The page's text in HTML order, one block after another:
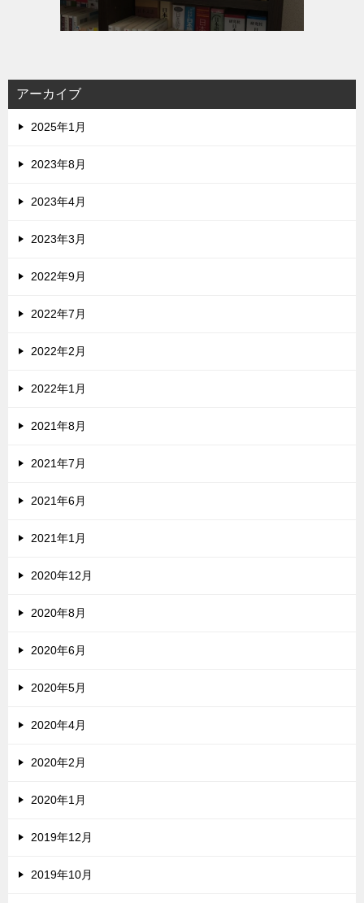
アーカイブ
2025年1月
2023年8月
2023年4月
2023年3月
2022年9月
2022年7月
2022年2月
2022年1月
2021年8月
2021年7月
2021年6月
2021年1月
2020年12月
2020年8月
2020年6月
2020年5月
2020年4月
2020年2月
2020年1月
2019年12月
2019年10月